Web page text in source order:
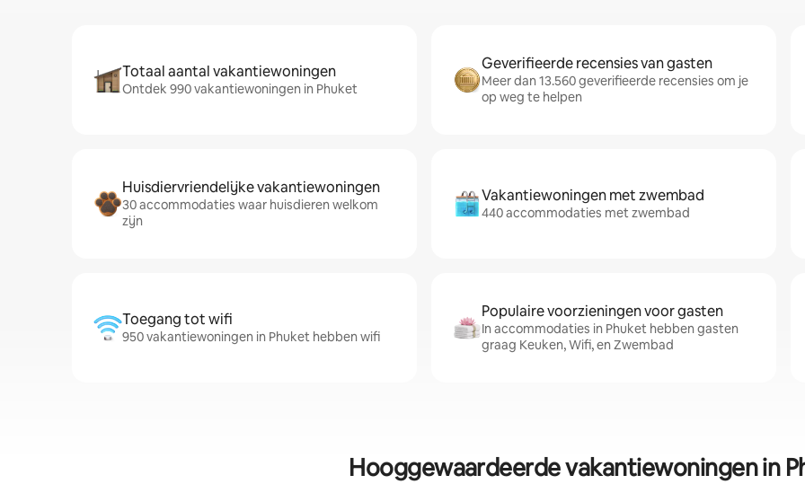
Totaal aantal vakantiewoningen
Ontdek 990 vakantiewoningen in Phuket
Geverifieerde recensies van gasten
Meer dan 13.560 geverifieerde recensies om je
op weg te helpen
Huisdiervriendelijke vakantiewoningen
30 accommodaties waar huisdieren welkom
zijn
Vakantiewoningen met zwembad
440 accommodaties met zwembad
Toegang tot wifi
950 vakantiewoningen in Phuket hebben wifi
Populaire voorzieningen voor gasten
In accommodaties in Phuket hebben gasten
graag Keuken, Wifi, en Zwembad
Hooggewaardeerde vakantiewoningen in